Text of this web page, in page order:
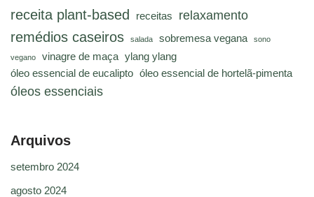
receita plant-based receitas relaxamento
remédios caseiros salada sobremesa vegana sono
vegano vinagre de maça ylang ylang
óleo essencial de eucalipto óleo essencial de hortelã-pimenta
óleos essenciais
Arquivos
setembro 2024
agosto 2024